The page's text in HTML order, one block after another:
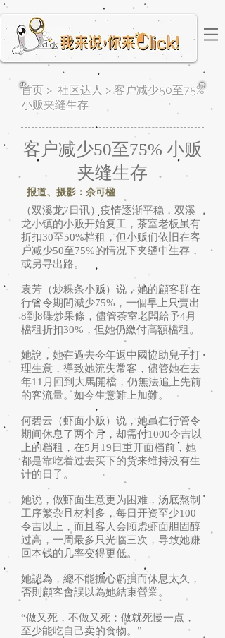
首页 > 社区达人 > 客户减少50至75%
小贩夹缝生存
客户减少50至75% 小贩
夹缝生存
报道、摄影：余可楹
（双溪龙7日讯）疫情逐渐平稳，双溪
龙小镇的小贩开始复工，茶室老板虽有
折扣30至50%档租，但小贩们依旧在客
户减少50至75%的情况下夹缝中生存，
或另寻出路。
袁芳（炒粿条小贩）说，她的顧客群在
行管令期間減少75%，一個早上只賣出
8到8碟炒果條，儘管茶室老闆給予4月
檔租折扣30%，但她仍繳付高額檔租。
她說，她在過去今年返中國協助兒子打
理生意，導致她流失常客，儘管她在去
年11月回到大馬開檔，仍無法追上先前
的客流量。如今生意難上加難。
何碧云（虾面小贩）说，她虽在行管令
期间休息了两个月，却需付1000令吉以
上的档租，在5月19日重开面档前，她
都是靠吃着过去买下的货来维持没有生
计的日子。
她说，做虾面生意更为困难，汤底熬制
工序繁杂且材料多，每日开资至少100
令吉以上，而且客人会顾虑虾面胆固醇
过高，一周最多只光临三次，导致她赚
回本钱的几率变得更低。
她認為，總不能擔心虧損而休息太久，
否則顧客會誤以為她結束營業。
“做又死，不做又死；做就死慢一点，
至少能吃自己卖的食物。”